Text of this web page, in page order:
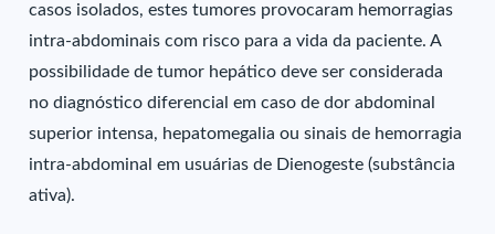
casos isolados, estes tumores provocaram hemorragias
intra-abdominais com risco para a vida da paciente. A
possibilidade de tumor hepático deve ser considerada
no diagnóstico diferencial em caso de dor abdominal
superior intensa, hepatomegalia ou sinais de hemorragia
intra-abdominal em usuárias de Dienogeste (substância
ativa).